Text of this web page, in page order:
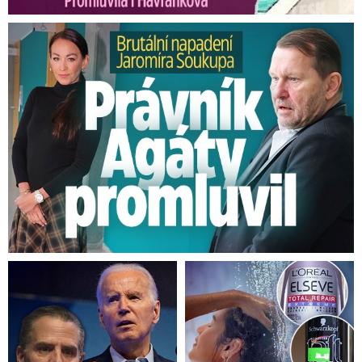
O víkendu čekejte déšť, sníh i
ledovku. Ale lyžovat se bude dobře
V úterý se nejvyšší denní teploty „vyškrábou“ na
+2°C a místy bude chumelit. Od středy si začne
Brutální napadení Soukupa. Právník Agáty promluvil